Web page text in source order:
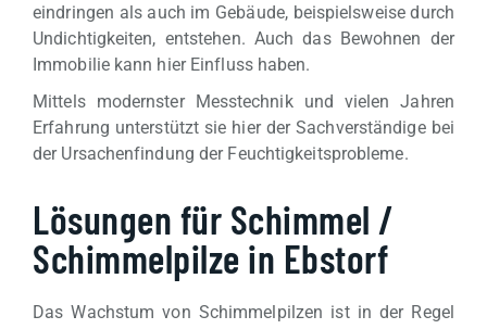
eindringen als auch im Gebäude, beispielsweise durch
Undichtigkeiten, entstehen. Auch das Bewohnen der
Immobilie kann hier Einfluss haben.
Mittels modernster Messtechnik und vielen Jahren
Erfahrung unterstützt sie hier der Sachverständige bei
der Ursachenfindung der Feuchtigkeitsprobleme.
Lösungen für Schimmel /
Schimmelpilze in Ebstorf
Das Wachstum von Schimmelpilzen ist in der Regel